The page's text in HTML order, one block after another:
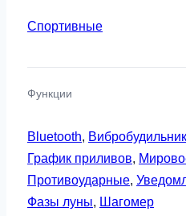
Спортивные
Функции
Bluetooth, Вибробудильник
График приливов,
Противоударные,
Фазы луны, Шагомер